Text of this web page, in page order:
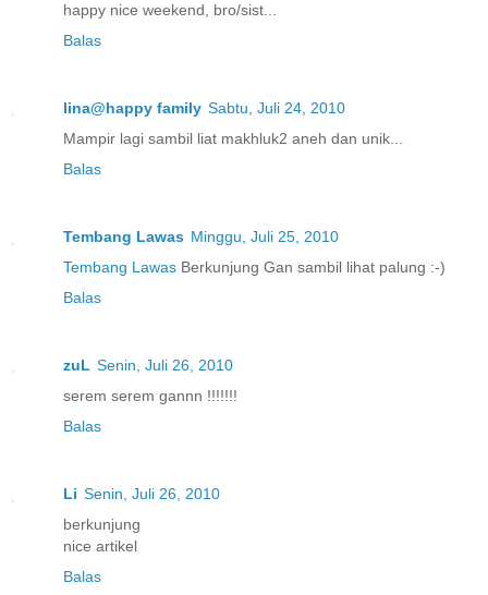
happy nice weekend, bro/sist...
Balas
lina@happy family Sabtu, Juli 24, 2010
Mampir lagi sambil liat makhluk2 aneh dan unik...
Balas
Tembang Lawas Minggu, Juli 25, 2010
Tembang Lawas Berkunjung Gan sambil lihat palung :-)
Balas
zuL Senin, Juli 26, 2010
serem serem gannn !!!!!!!
Balas
Li Senin, Juli 26, 2010
berkunjung
nice artikel
Balas